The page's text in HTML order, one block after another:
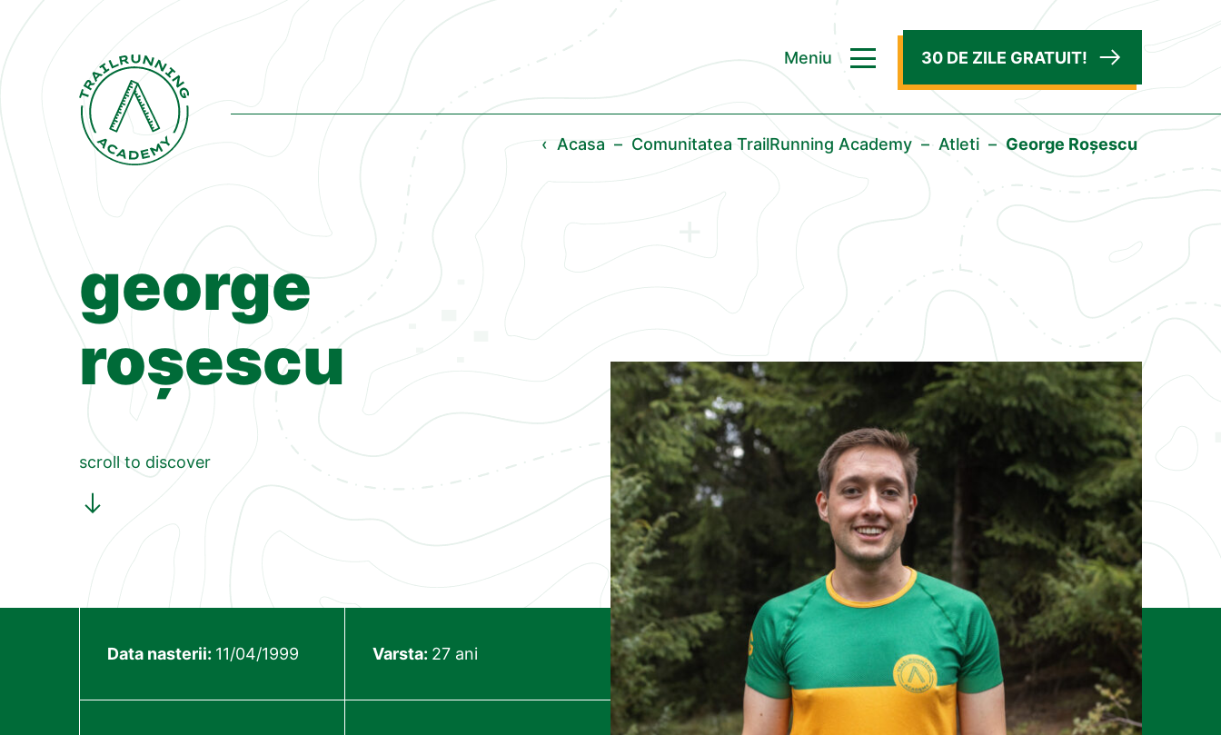
Meniu 30 DE ZILE GRATUIT!
‹ Acasa – Comunitatea TrailRunning Academy – Atleti – George Roșescu
george
roșescu
scroll to discover
Data nasterii: 11/04/1999 Varsta: 27 ani